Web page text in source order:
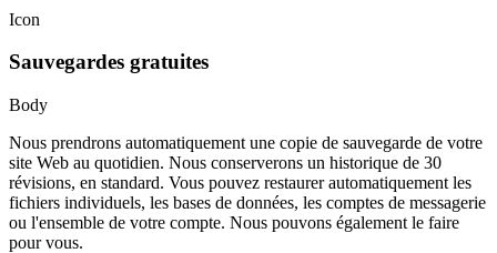
Icon
Sauvegardes gratuites
Body
Nous prendrons automatiquement une copie de sauvegarde de votre
site Web au quotidien. Nous conserverons un historique de 30
révisions, en standard. Vous pouvez restaurer automatiquement les
fichiers individuels, les bases de données, les comptes de messagerie
ou l'ensemble de votre compte. Nous pouvons également le faire
pour vous.